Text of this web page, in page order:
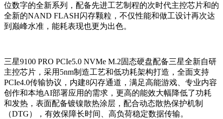
位数字的全新系列，配备先进工艺制程的次时代主控芯片和的
全新的NAND FLASH闪存颗粒，不仅性能和做工设计再次达
到巅峰水准，能耗表现也更为出色。
三星9100 PRO PCIe5.0 NVMe M.2固态硬盘配备三星全新自研
主控芯片，采用5nm制造工艺和低功耗架构打造， 全面支持
PCIe4.0传输协议，内建8闪存通道，满足高能游戏、专业内容
创作和本地AI部署应用的需求，更高的能效大幅降低了功耗
和发热，表面配备镀镍散热涂层，配合动态散热保护机制
（DTG），有效保障长时间、高负荷稳定数据传输。